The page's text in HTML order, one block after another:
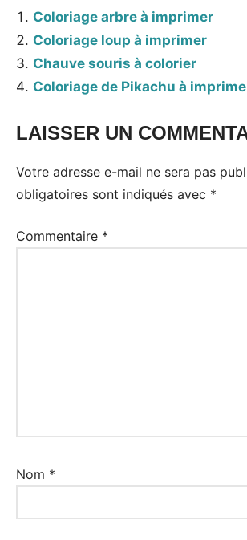
Coloriage arbre à imprimer
Coloriage loup à imprimer
Chauve souris à colorier
Coloriage de Pikachu à
LAISSER UN
Votre adresse e-mail ne sera pas
obligatoires sont indiqués avec *
Commentaire *
Nom *